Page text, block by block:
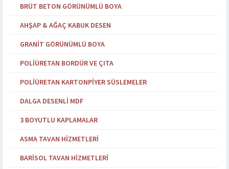
BRÜT BETON GÖRÜNÜMLÜ BOYA
AHŞAP & AĞAÇ KABUK DESEN
GRANIT GÖRÜNÜMLÜ BOYA
POLIÜRETAN BORDÜR VE ÇITA
POLIÜRETAN KARTONPIYER SÜSLEMELER
DALGA DESENLI MDF
3 BOYUTLU KAPLAMALAR
ASMA TAVAN HIZMETLERI
BARISOL TAVAN HIZMETLERI